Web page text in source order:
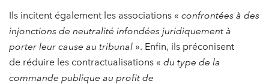
Ils incitent également les associations « confrontées à des
injonctions de neutralité infondées juridiquement à
porter leur cause au tribunal ». Enfin, ils préconisent
de réduire les contractualisations « du type de la
commande publique au profit de